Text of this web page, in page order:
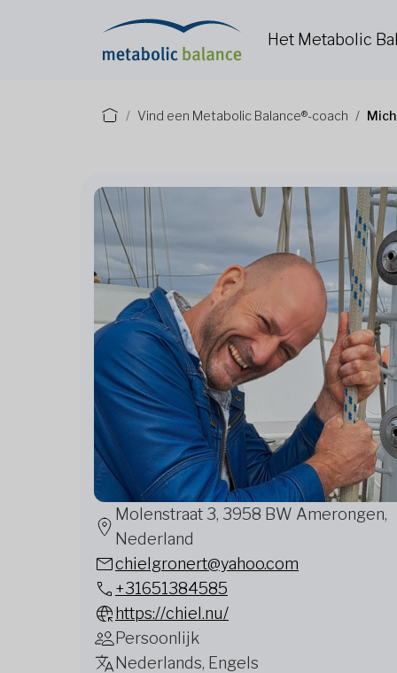
Het Metabolic
Vind een Metabolic Balance®-coach
Molenstraat 3, 3958 BW Amerongen,
Nederland
chielgronert@yahoo.com
+31651384585
https://chiel.nu/
Persoonlijk
Nederlands, Engels